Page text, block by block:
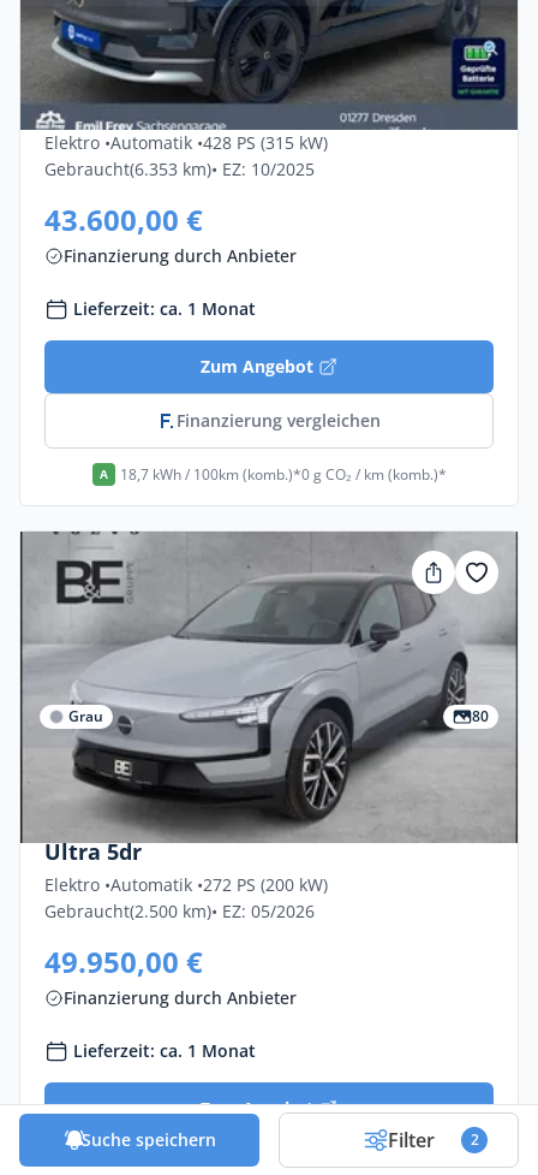
Suche speichern Filter 2
Gewerbe & Privat
Volvo Ex30 Twin Motor Performance AWD
Ultra 5dr
Elektro •Automatik •428 PS (315 kW)
Gebraucht(6.353 km)• EZ: 10/2025
43.600,00 €
Finanzierung durch Anbieter
Lieferzeit: ca. 1 Monat
Zum Angebot
Finanzierung vergleichen
A 18,7 kWh / 100km (komb.)*0 g CO₂ / km (komb.)*
Grau 80
Privat & Gewerbe
Volvo Ex30 Single Motor Extended Range
Ultra 5dr
Elektro •Automatik •272 PS (200 kW)
Gebraucht(2.500 km)• EZ: 05/2026
49.950,00 €
Finanzierung durch Anbieter
Lieferzeit: ca. 1 Monat
Zum Angebot
Finanzierung vergleichen